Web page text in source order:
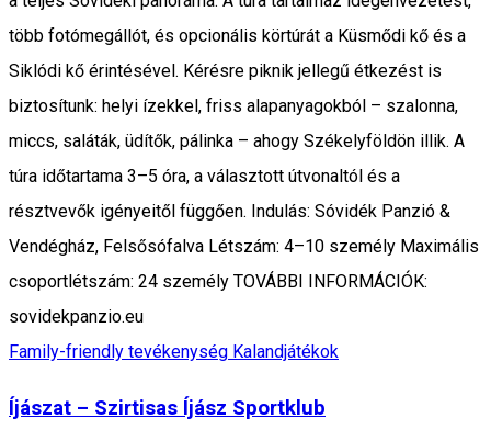
több fotómegállót, és opcionális körtúrát a Küsmődi kő és a
Siklódi kő érintésével. Kérésre piknik jellegű étkezést is
biztosítunk: helyi ízekkel, friss alapanyagokból – szalonna,
miccs, saláták, üdítők, pálinka – ahogy Székelyföldön illik. A
túra időtartama 3–5 óra, a választott útvonaltól és a
résztvevők igényeitől függően. Indulás: Sóvidék Panzió &
Vendégház, Felsősófalva Létszám: 4–10 személy Maximális
csoportlétszám: 24 személy TOVÁBBI INFORMÁCIÓK:
sovidekpanzio.eu
Family-friendly tevékenység Kalandjátékok
Íjászat – Szirtisas Íjász Sportklub